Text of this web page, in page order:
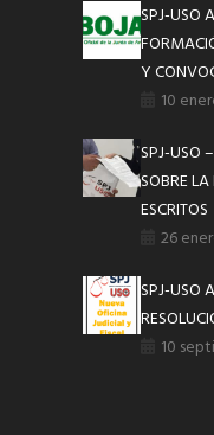
SPJ-USO
Y
10
SPJ-USO
SOBRE
ESCRITOS
26
SPJ-USO
10